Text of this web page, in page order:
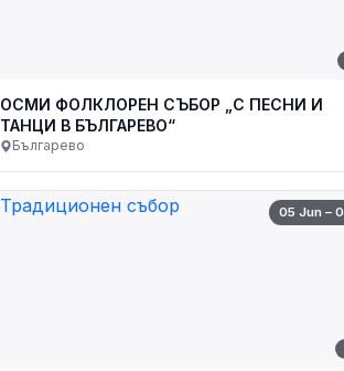
ОСМИ ФОЛКЛОРЕН СЪБОР „С ПЕСНИ И
ТАНЦИ В БЪЛГАРЕВО“
Българево
05 Jun –